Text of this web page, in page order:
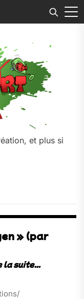
et plus si
» (par